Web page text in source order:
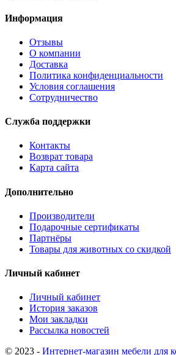
Информация
Отзывы
О компании
Доставка
Политика конфиденциальности
Условия соглашения
Сотрудничество
Служба поддержки
Контакты
Возврат товара
Карта сайта
Дополнительно
Производители
Подарочные сертификаты
Партнёры
Товары для животных со скидкой
Личный кабинет
Личный кабинет
История заказов
Мои закладки
Рассылка новостей
© 2023 - Интернет-магазин мебели для